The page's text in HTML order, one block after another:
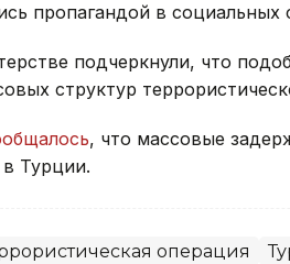
пропагандой в
подчеркнули, что
структур
, что массовые
Турции.
операция